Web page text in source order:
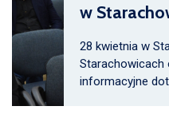
w
28 kwietnia w
Starachowicach
informacyjne dot